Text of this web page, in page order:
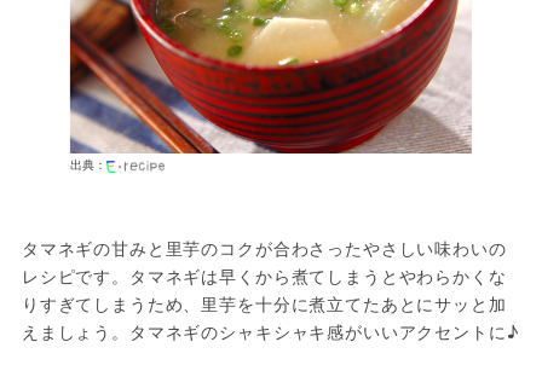
出典：
タマネギの甘みと里芋のコクが合わさったやさしい味わいの
レシピです。タマネギは早くから煮てしまうとやわらかくな
りすぎてしまうため、里芋を十分に煮立てたあとにサッと加
えましょう。タマネギのシャキシャキ感がいいアクセントに♪